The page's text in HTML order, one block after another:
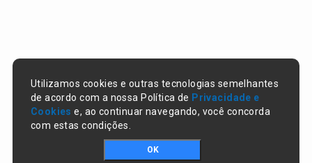
Utilizamos cookies e outras tecnologias semelhantes
de acordo com a nossa Política de Privacidade e
Cookies e, ao continuar navegando, você concorda
com estas condições.
OK